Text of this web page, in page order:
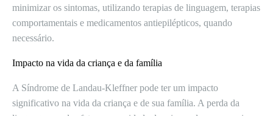
minimizar os sintomas, utilizando terapias de linguagem, terapias
comportamentais e medicamentos antiepilépticos, quando
necessário.
Impacto na vida da criança e da família
A Síndrome de Landau-Kleffner pode ter um impacto
significativo na vida da criança e de sua família. A perda da